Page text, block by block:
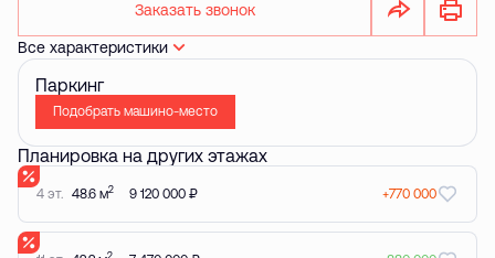
Заказать звонок
Все характеристики
Паркинг
Подобрать машино-место
Планировка на других этажах
4 эт. 48.6 м2 9 120 000 ₽ +770 000
2